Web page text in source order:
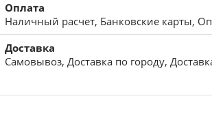
Оплата
Наличный расчет, Банковские карты,
Доставка
Самовывоз, Доставка по городу,